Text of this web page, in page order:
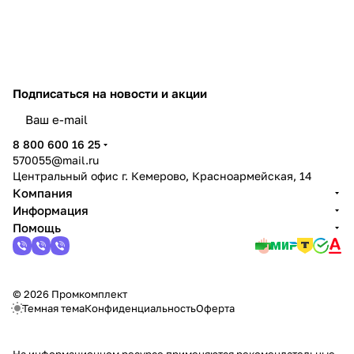
Подписаться на новости и акции
8 800 600 16 25
570055@mail.ru
Центральный офис г. Кемерово, Красноармейская, 14
Компания
Информация
Помощь
© 2026 Промкомплект
Темная темаКонфиденциальностьОферта